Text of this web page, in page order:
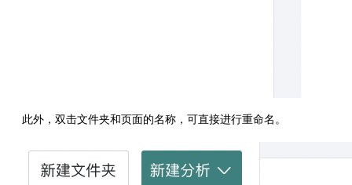
此外，双击文件夹和页面的名称，可直接进行重命名。